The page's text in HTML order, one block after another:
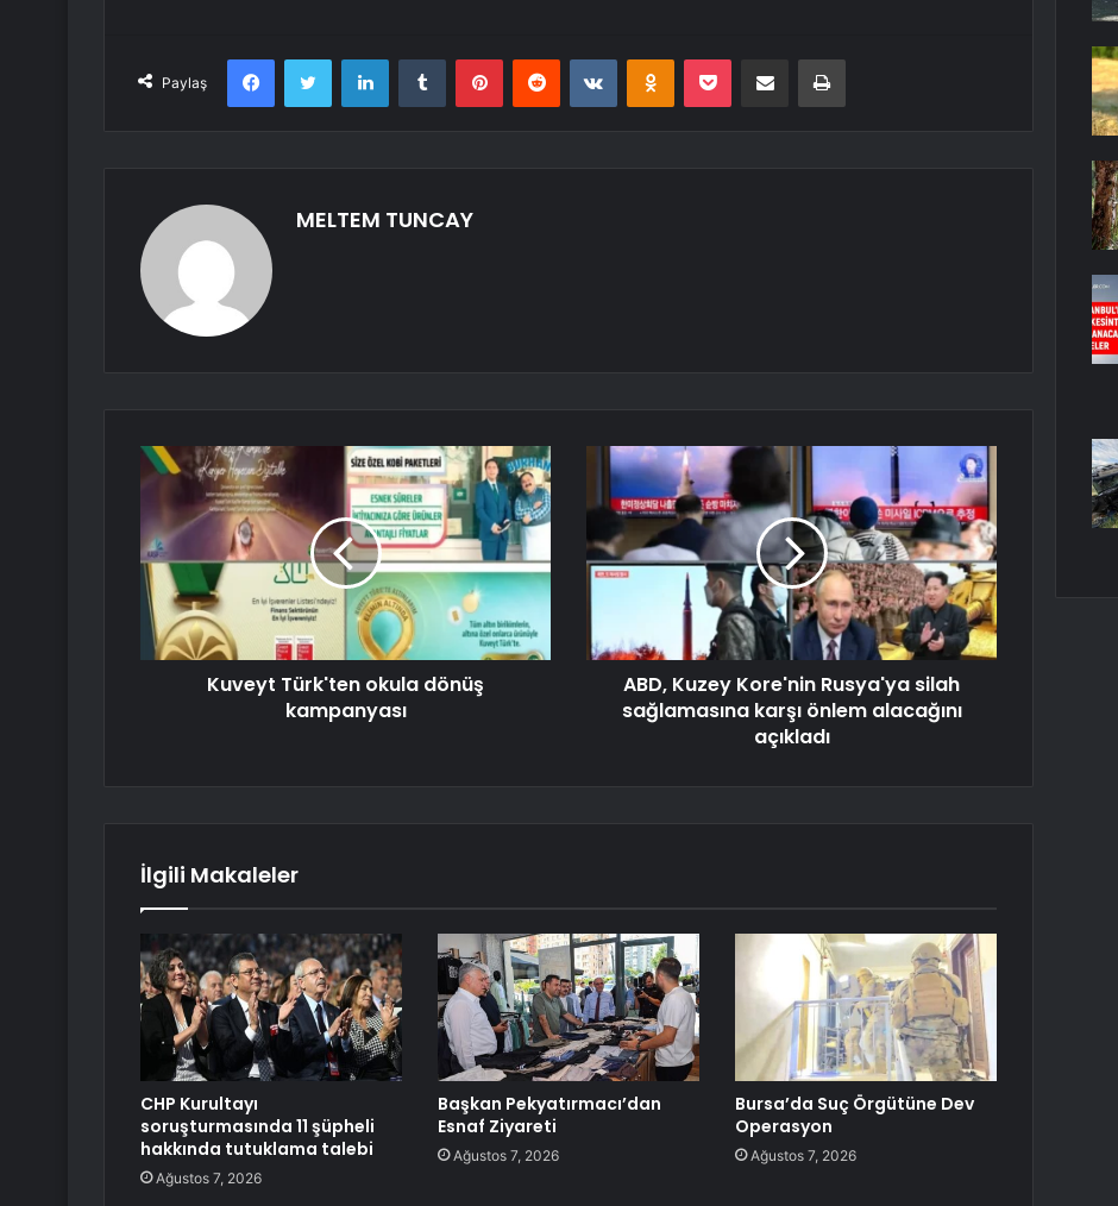
Paylaş
FacebookTwitter LinkedInTumblr PinterestReddit VKontakteOdnoklassniki
Pocket E-Posta ile paylaş Yazdır
MELTEM TUNCAY
Kuveyt Türk'ten okula dönüş
kampanyası
ABD, Kuzey Kore'nin Rusya'ya silah
sağlamasına karşı önlem alacağını
açıkladı
İlgili Makaleler
CHP Kurultayı
soruşturmasında 11 şüpheli
hakkında tutuklama talebi
Ağustos 7, 2026
Başkan Pekyatırmacı’dan
Esnaf Ziyareti
Ağustos 7, 2026
Bursa’da Suç Örgütüne Dev
Operasyon
Ağustos 7, 2026